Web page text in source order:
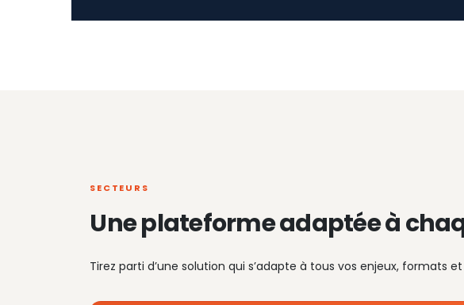
SECTEURS
Une plateforme adaptée à
Tirez parti d’une solution qui s’adapte à tous vos enjeux, formats